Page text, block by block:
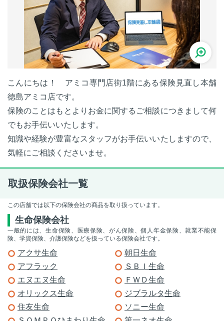
こんにちは！ アミコ専門店街1階にある保険見直し本舗
徳島アミコ店です。
保険のことはもとよりお金に関するご相談につきまして何
でもお手伝いいたします。
知識や経験が豊富なスタッフがお手伝いいたしますので、
気軽にご相談くださいませ。
取扱保険会社一覧
この店舗では以下の保険会社の商品を取り扱っています。
生命保険会社
一般的には、生命保険、医療保険、がん保険、個人年金保険、就業不能保
険、学資保険、介護保険などを扱っている保険会社です。
アクサ生命
朝日生命
アフラック
ＳＢＩ生命
エヌエヌ生命
ＦＷＤ生命
オリックス生命
ジブラルタ生命
住友生命
ソニー生命